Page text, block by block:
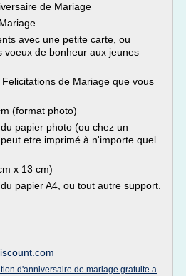
de Mariage
avec une petite carte, ou
voeux de bonheur aux jeunes
de Mariage que vous
(format photo)
papier photo (ou chez un
etre imprimé à n'importe quel
x 13 cm)
papier A4, ou tout autre support.
d'anniversaire de mariage gratuite a